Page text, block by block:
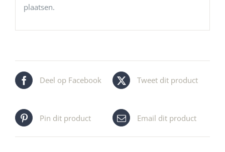
plaatsen.
Deel op Facebook Tweet dit product
Pin dit product Email dit product